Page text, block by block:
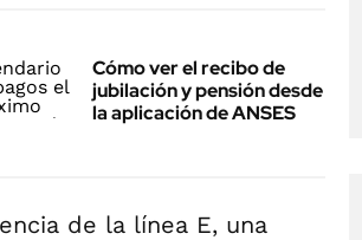
Cómo ver el recibo de
jubilación y pensión desde
la aplicación de ANSES
de la línea E, una